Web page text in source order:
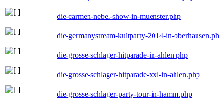
die-carmen-nebel-show-in-muenster.php
die-germanystream-kultparty-2014-in-
die-grosse-schlager-hitparade-in-ahlen.php
die-grosse-schlager-hitparade-xxl-in-ahlen.php
die-grosse-schlager-party-tour-in-hamm.php